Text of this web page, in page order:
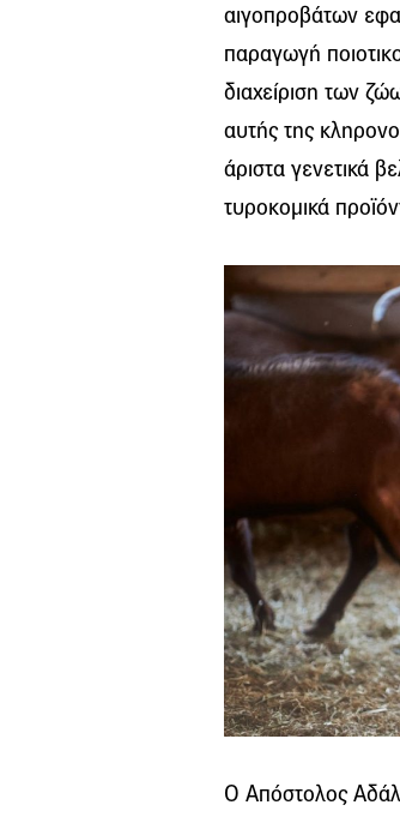
αιγοπροβάτων
παραγωγή
διαχείριση των
αυτής της
άριστα γενετικά
τυροκομικά
Ο Απόστολος